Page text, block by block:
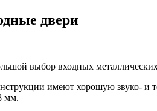
двери
выбор входных
имеют хорошую звуко- и
мм.